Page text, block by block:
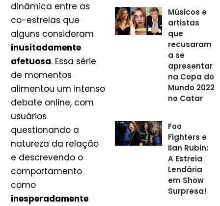
dinâmica entre as
co-estrelas que
alguns consideram
inusitadamente
afetuosa. Essa série
de momentos
alimentou um intenso
debate online, com
usuários
questionando a
natureza da relação
e descrevendo o
comportamento
como
inesperadamente
Músicos e
artistas
que
recusaram
a se
apresentar
na Copa do
Mundo 2022
no Catar
Foo
Fighters e
Ilan Rubin:
A Estreia
Lendária
em Show
Surpresa!